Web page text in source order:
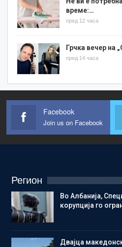
време:…
пред 12 часа
Грчка вечер на
пред 14 часа
Facebook
Join us on Facebook
Регион
Во Албанија,
корупција го
Двајца